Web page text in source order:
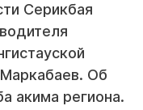
Серикбая
Об
акима региона.